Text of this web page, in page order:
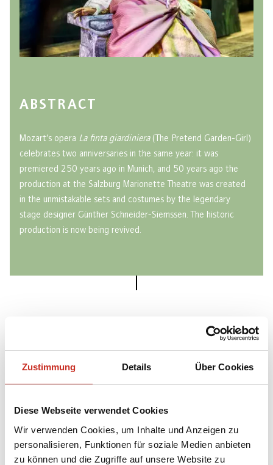
Zustimmung Details Über Cookies
Diese Webseite verwendet Cookies
Wir verwenden Cookies, um Inhalte und Anzeigen zu
personalisieren, Funktionen für soziale Medien anbieten
zu können und die Zugriffe auf unsere Website zu
ABSTRACT
Mozart’s opera La finta giardiniera(The Pretend Garden-Girl)
celebrates two anniversaries in the same year: it was
premiered 250 years ago in Munich, and 50 years ago the
production at the Salzburg Marionette Theatre was created
in the unmistakable sets and costumes by the legendary
stage designer Günther Schneider-Siemssen. The historic
production is now being revived.
MUSIC
with:Sophie Karthäuser, Jeremy Ovenden, Alex
Penda, Marie-Claude Chappuis, Nicolas Rivenq,
Sunhae Im, Michael Nagy